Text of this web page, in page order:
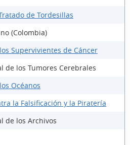
de Tordesillas
(Colombia)
Supervivientes de Cáncer
de los Tumores Cerebrales
Océanos
la Falsificación y la Piratería
de los Archivos